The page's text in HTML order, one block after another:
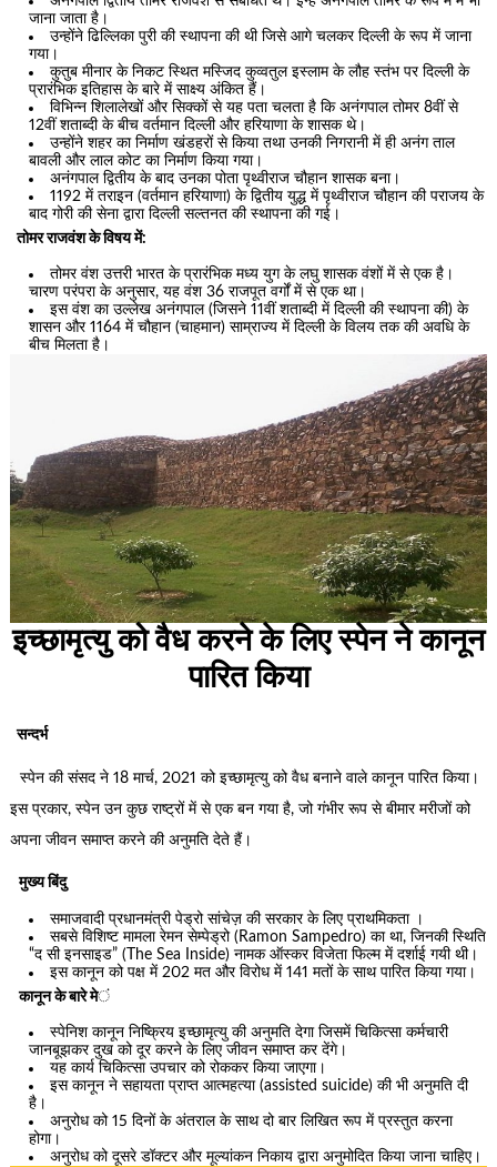
जाना जाता है।
उन्होंने ढिल्लिका पुरी की स्थापना की थी जिसे आगे चलकर दिल्ली के रूप में जाना
गया।
कुतुब मीनार के निकट स्थित मस्जिद कुव्वतुल इस्लाम के लौह स्तंभ पर दिल्ली के
प्रारंभिक इतिहास के बारे में साक्ष्य अंकित हैं।
विभिन्न शिलालेखों और सिक्कों से यह पता चलता है कि अनंगपाल तोमर 8वीं से
12वीं शताब्दी के बीच वर्तमान दिल्ली और हरियाणा के शासक थे।
उन्होंने शहर का निर्माण खंडहरों से किया तथा उनकी निगरानी में ही अनंग ताल
बावली और लाल कोट का निर्माण किया गया।
अनंगपाल द्वितीय के बाद उनका पोता पृथ्वीराज चौहान शासक बना।
1192 में तराइन (वर्तमान हरियाणा) के द्वितीय युद्ध में पृथ्वीराज चौहान की पराजय के
बाद गोरी की सेना द्वारा दिल्ली सल्तनत की स्थापना की गई।
तोमर राजवंश के विषय में:
तोमर वंश उत्तरी भारत के प्रारंभिक मध्य युग के लघु शासक वंशों में से एक है।
चारण परंपरा के अनुसार, यह वंश 36 राजपूत वर्गों में से एक था।
इस वंश का उल्लेख अनंगपाल (जिसने 11वीं शताब्दी में दिल्ली की स्थापना की) के
शासन और 1164 में चौहान (चाहमान) साम्राज्य में दिल्ली के विलय तक की अवधि के
बीच मिलता है।
इच्छामृत्यु को वैध करने के लिए स्पेन ने कानून
पारित किया
सन्दर्भ
स्पेन की संसद ने 18 मार्च, 2021 को इच्छामृत्यु को वैध बनाने वाले कानून पारित किया।
इस प्रकार, स्पेन उन कुछ राष्ट्रों में से एक बन गया है, जो गंभीर रूप से बीमार मरीजों को
अपना जीवन समाप्त करने की अनुमति देते हैं।
मुख्य बिंदु
समाजवादी प्रधानमंत्री पेड्रो सांचेज़ की सरकार के लिए प्राथमिकता ।
सबसे विशिष्ट मामला रेमन सेम्पेड्रो (Ramon Sampedro) का था, जिनकी स्थिति
“द सी इनसाइड” (The Sea Inside) नामक ऑस्कर विजेता फिल्म में दर्शाई गयी थी।
इस कानून को पक्ष में 202 मत और विरोध में 141 मतों के साथ पारित किया गया।
कानून के बारे में
स्पेनिश कानून निष्क्रिय इच्छामृत्यु की अनुमति देगा जिसमें चिकित्सा कर्मचारी
जानबूझकर दुख को दूर करने के लिए जीवन समाप्त कर देंगे।
यह कार्य चिकित्सा उपचार को रोककर किया जाएगा।
इस कानून ने सहायता प्राप्त आत्महत्या (assisted suicide) की भी अनुमति दी
है।
अनुरोध को 15 दिनों के अंतराल के साथ दो बार लिखित रूप में प्रस्तुत करना
होगा।
अनुरोध को दूसरे डॉक्टर और मूल्यांकन निकाय द्वारा अनुमोदित किया जाना चाहिए।